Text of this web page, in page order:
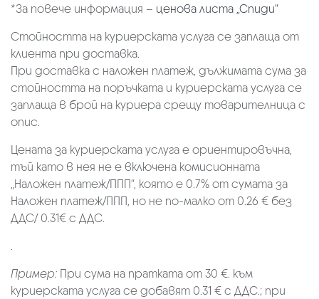
*За повече информация – ценова листа „Спиди“
Стойността на куриерската услуга се заплаща от
клиента при доставка.
При доставка с наложен платеж, дължимата сума за
стойността на поръчката и куриерската услуга се
заплаща в брой на куриера срещу товарителница с
опис.
Цената за куриерската услуга е ориентировъчна,
тъй като в нея не е включена комисионната
„Наложен платеж/ППП“, която е 0.7% от сумата за
Наложен платеж/ППП, но не по-малко от 0.26 € без
ДДС/ 0.31€ с ДДС.
.
Пример: При сума на пратката от 30 €. към
куриерската услуга се добавят 0.31 € с ДДС.; при